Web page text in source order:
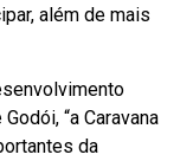
além de mais
“a Caravana
da